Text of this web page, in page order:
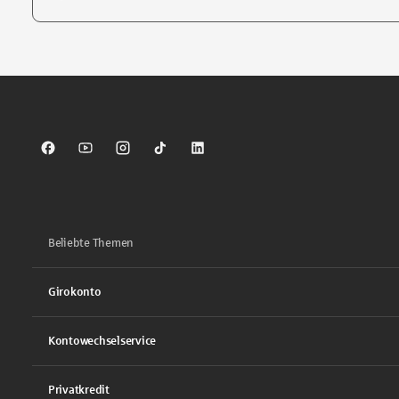
Sparkasse auf Facebook
Sparkasse auf Youtube
Sparkasse auf Instagram
Sparkasse auf TikTok
Sparkasse auf LinkedIn
Beliebte Themen
Girokonto
Kontowechselservice
Privatkredit